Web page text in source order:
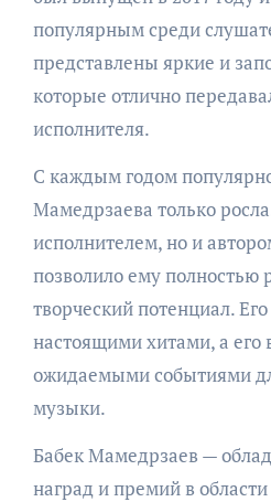
популярным среди
представлены яркие и
которые отлично
исполнителя.
С каждым годом
Мамедрзаева только
исполнителем, но и
позволило ему полностью
творческий потенциал.
настоящими хитами, а его
ожидаемыми событиями
музыки.
Бабек Мамедрзаев —
наград и премий в